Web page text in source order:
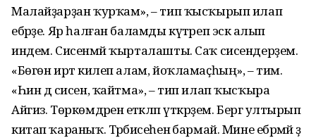
Малайҙарҙан ҡурҡам», – тип ҡысҡырып илап
ебәрҙе. Яр һалған баламды күтәреп эскә алып
индем. Сисенмәй ҡырталашты. Саҡ сисендерҙем.
«Бөгөн иртә килеп алам, йоҡламаҫһың», – тим.
«Һин дә сисен, ҡайтма», – тип илап ҡысҡыра
Айгиз. Төркөмдәренә етәкләп үткәрҙем. Бергә ултырып
китап ҡараныҡ. Тәрбиәсеһенә бармай. Мине ебәрмәй ҙә